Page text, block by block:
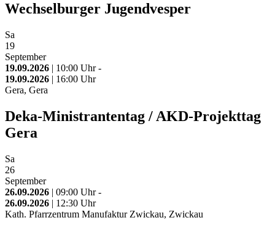
Wechselburger Jugendvesper
Sa
19
September
19.09.2026 | 10:00 Uhr -
19.09.2026 | 16:00 Uhr
Gera, Gera
Deka-Ministrantentag / AKD-Projekttag
Gera
Sa
26
September
26.09.2026 | 09:00 Uhr -
26.09.2026 | 12:30 Uhr
Kath. Pfarrzentrum Manufaktur Zwickau, Zwickau